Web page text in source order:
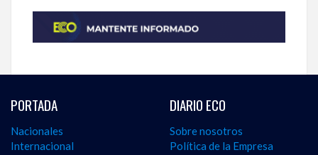
PORTADA
Nacionales
Internacional
DIARIO ECO
Sobre nosotros
Política de la Empresa